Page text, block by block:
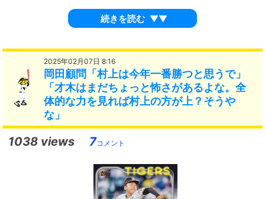
続きを読む ▼▼
2025年02月07日 8:16
岡田顧問「村上は今年一番勝つと思うで」
「才木はまだちょっと怖さがあるよな。全
体的な力を見れば村上の方が上？そうや
な」
1038 views 7コメント